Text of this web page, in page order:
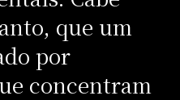
que um
por
concentram